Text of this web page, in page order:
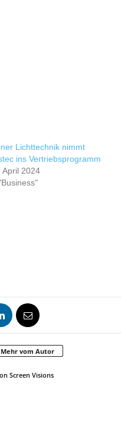
Lichttechnik nimmt
ins Vertriebsprogramm
April 2024
Mehr vom Autor
Screen Visions